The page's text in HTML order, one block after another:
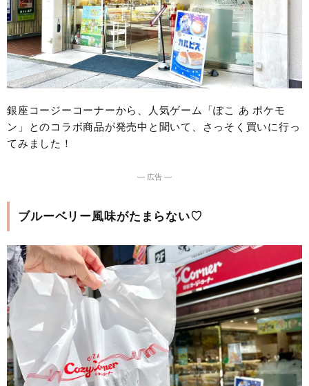
銀座コージーコーナーから、人気ゲーム「ぽこ あ ポケモ
ン」とのコラボ商品が発売中と聞いて、さっそく買いに行っ
てみました！
― 広告 ―
ブルーベリー風味がたまらない♡